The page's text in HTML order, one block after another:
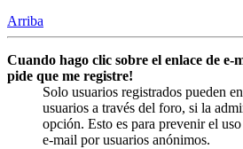
Arriba
Cuando hago clic sobre el enlace de e-
pide que me registre!
Solo usuarios registrados pueden
usuarios a través del foro, si la
opción. Esto es para prevenir el
e-mail por usuarios anónimos.